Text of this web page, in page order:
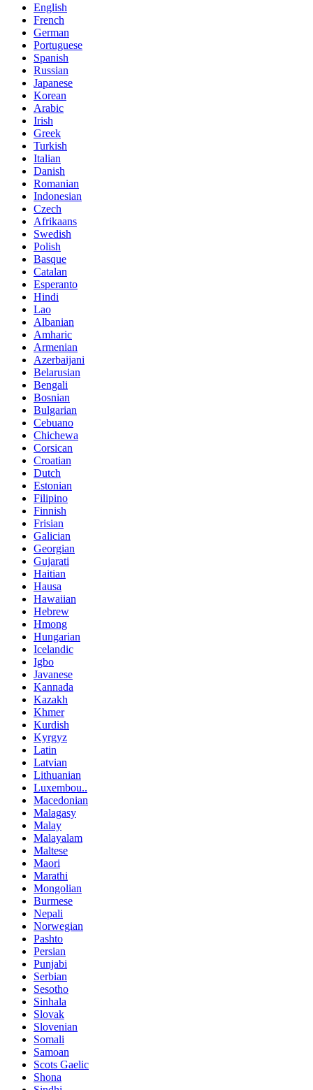
English
French
German
Portuguese
Spanish
Russian
Japanese
Korean
Arabic
Irish
Greek
Turkish
Italian
Danish
Romanian
Indonesian
Czech
Afrikaans
Swedish
Polish
Basque
Catalan
Esperanto
Hindi
Lao
Albanian
Amharic
Armenian
Azerbaijani
Belarusian
Bengali
Bosnian
Bulgarian
Cebuano
Chichewa
Corsican
Croatian
Dutch
Estonian
Filipino
Finnish
Frisian
Galician
Georgian
Gujarati
Haitian
Hausa
Hawaiian
Hebrew
Hmong
Hungarian
Icelandic
Igbo
Javanese
Kannada
Kazakh
Khmer
Kurdish
Kyrgyz
Latin
Latvian
Lithuanian
Luxembou..
Macedonian
Malagasy
Malay
Malayalam
Maltese
Maori
Marathi
Mongolian
Burmese
Nepali
Norwegian
Pashto
Persian
Punjabi
Serbian
Sesotho
Sinhala
Slovak
Slovenian
Somali
Samoan
Scots Gaelic
Shona